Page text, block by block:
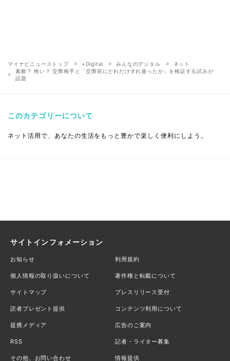
マイナビニューストップ +Digital みんなのデジタル
ネット
素敵？ 怖い？ 交際相手と「交際前にどれだけすれ違ったか」を検証する試みが
話題
このカテゴリーについて
ネット活用で、あなたの生活をもっと豊かで楽しく便利にしよう。
サイトインフォメーション
お知らせ 利用規約
個人情報の取り扱いについて 著作権と転載について
サイトマップ プレスリリース受付
読者プレゼント提供 コンテンツ利用について
提携メディア 広告のご案内
RSS 記者・ライター募集
その他、お問い合わせ 情報提供